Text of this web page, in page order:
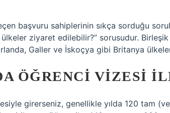
başvuru sahiplerinin sıkça sorduğu
ziyaret edilebilir?” sorusudur.
Galler ve İskoçya gibi Britanya
ÖĞRENCI VIZESI
girerseniz, genellikle yılda 120 tam